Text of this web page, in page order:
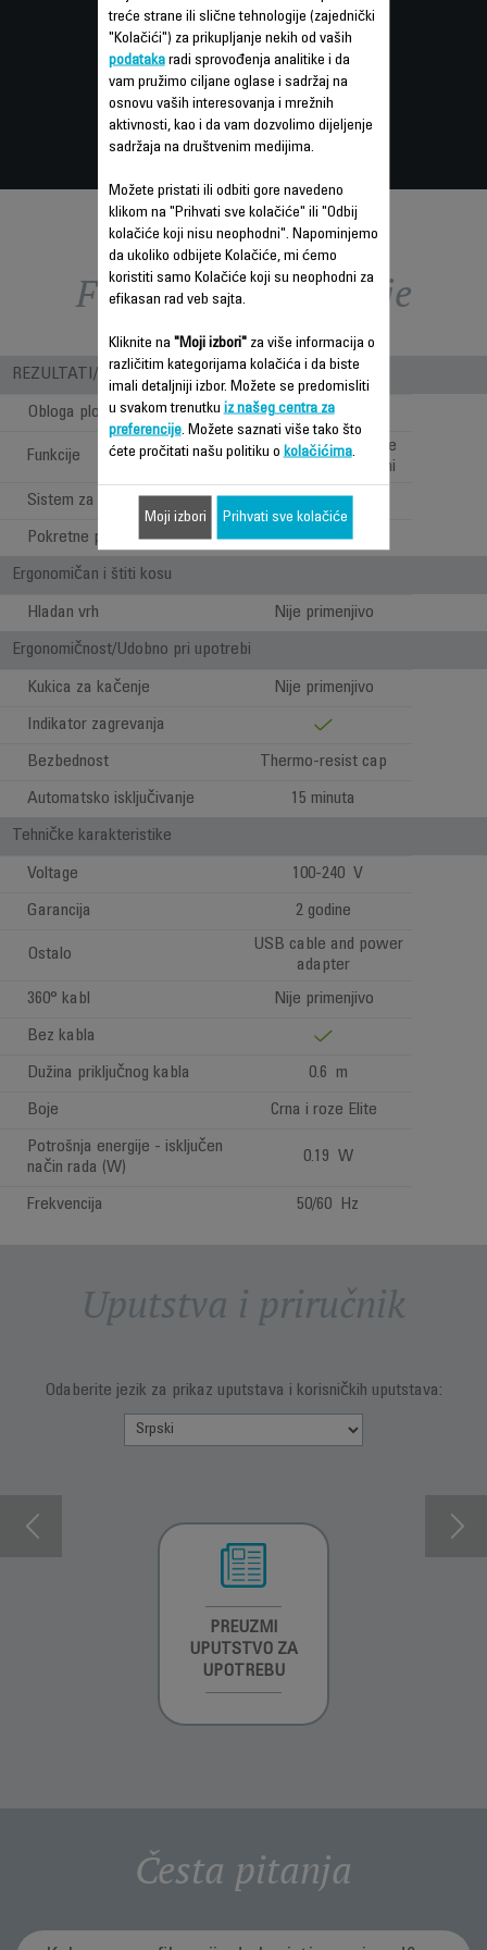
Funkcije – poređenje
REZULTATI/ UPOTREBA
Obloga ploča Keramička
Funkcije
Potpuno ispravljanje
kose i pravljenje lokni
Sistem za lokne
Pokretne ploče
Ergonomičan i štiti kosu
Hladan vrh Nije primenjivo
Ergonomičnost/Udobno pri upotrebi
Kukica za kačenje Nije primenjivo
Indikator zagrevanja
Bezbednost Thermo-resist cap
Automatsko isključivanje 15 minuta
Tehničke karakteristike
Voltage 100-240 V
Garancija 2 godine
Ostalo
USB cable and power
adapter
360° kabl
Nije primenjivo
Bez kabla
Dužina priključnog kabla 0.6 m
Boje Crna i roze Elite
Potrošnja energije - isključen
način rada (W)
0.19 W
Frekvencija 50/60 Hz
Uputstva i priručnik
Odaberite jezik za prikaz uputstava i korisničkih uputstava:
PREUZMI
UPUTSTVO ZA
UPOTREBU
Česta pitanja
treće strane ili slične tehnologije (zajednički
"Kolačići") za prikupljanje nekih od vaših
podatakaradi sprovođenja analitike i da
vam pružimo ciljane oglase i sadržaj na
osnovu vaših interesovanja i mrežnih
aktivnosti, kao i da vam dozvolimo dijeljenje
sadržaja na društvenim medijima.
Možete pristati ili odbiti gore navedeno
klikom na "Prihvati sve kolačiće" ili "Odbij
kolačiće koji nisu neophodni". Napominjemo
da ukoliko odbijete Kolačiće, mi ćemo
koristiti samo Kolačiće koji su neophodni za
efikasan rad veb sajta.
Kliknite na "Moji izbori"za više informacija o
različitim kategorijama kolačića i da biste
imali detaljniji izbor. Možete se predomisliti
u svakom trenutku iz našeg centra za
preferencije. Možete saznati više tako što
ćete pročitati našu politiku o kolačićima.
Moji izbori Prihvati sve kolačiće